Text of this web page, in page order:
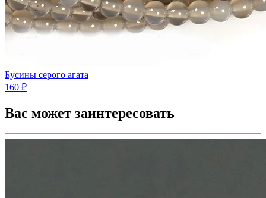
Бусины серого агата
160 ₽
Вас может заинтересовать